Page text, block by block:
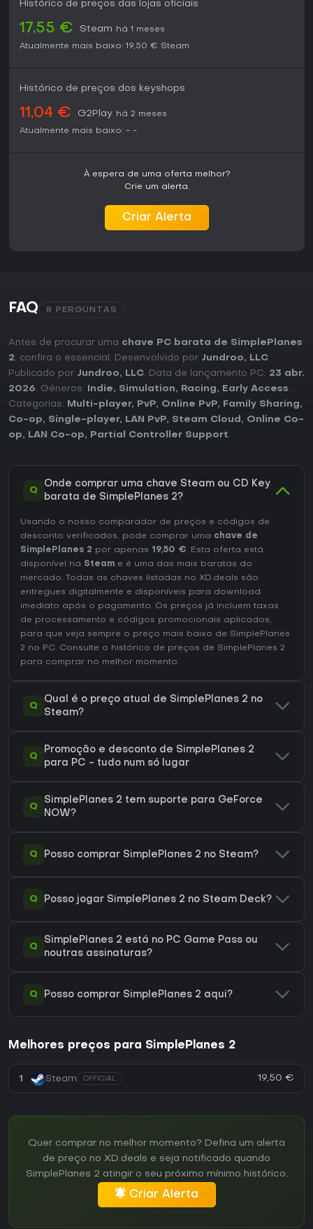
Histórico de preços das lojas oficiais
17,55 € Steam
há 1 meses
Atualmente mais baixo: 19,50 € Steam
Histórico de preços dos keyshops
11,04 € G2Play há 2 meses
Atualmente mais baixo: - -
À espera de uma oferta melhor?
Crie um alerta.
Criar Alerta
FAQ 8 PERGUNTAS
Antes de procurar uma chave PC barata de SimplePlanes
2, confira o essencial. Desenvolvido por Jundroo, LLC.
Publicado por Jundroo, LLC. Data de lançamento PC: 23 abr.
2026. Géneros: Indie, Simulation, Racing, Early Access.
Categorias:
Multi-player, PvP, Online PvP, Family Sharing,
Co-op, Single-player, LAN PvP, Steam Cloud , Online Co-
op, LAN Co-op, Partial Controller Support.
Q
Onde comprar uma chave Steam ou CD Key
barata de SimplePlanes 2?
Usando o nosso comparador de preços e códigos de
desconto verificados, pode comprar uma chave de
SimplePlanes 2 por apenas 19,50 €. Esta oferta está
disponível na Steam e é uma das mais baratas do
mercado. Todas as chaves listadas no XD.deals são
entregues digitalmente e disponíveis para download
imediato após o pagamento. Os preços já incluem taxas
de processamento e códigos promocionais aplicados,
para que veja sempre o preço mais baixo de SimplePlanes
2 no PC. Consulte o histórico de preços de SimplePlanes 2
para comprar no melhor momento.
Q
Qual é o preço atual de SimplePlanes 2 no
Steam?
Q
Promoção e desconto de SimplePlanes 2
para PC - tudo num só lugar
Q
SimplePlanes 2 tem suporte para GeForce
NOW?
Q Posso comprar SimplePlanes 2 no Steam?
Q Posso jogar SimplePlanes 2 no Steam Deck?
Q
SimplePlanes 2 está no PC Game Pass ou
noutras assinaturas?
Q Posso comprar SimplePlanes 2 aqui?
Melhores preços para SimplePlanes 2
1 Steam OFFICIAL 19,50 €
Quer comprar no melhor momento? Defina um alerta
de preço no XD.deals e seja notificado quando
SimplePlanes 2 atingir o seu próximo mínimo histórico.
Criar Alerta